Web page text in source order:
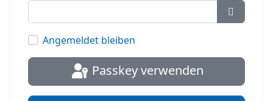
Angemeldet bleiben
Passkey verwenden